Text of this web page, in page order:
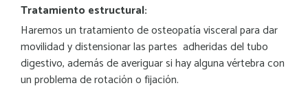
Tratamiento estructural:
Haremos un tratamiento de osteopatía visceral para dar
movilidad y distensionar las partes adheridas del tubo
digestivo, además de averiguar si hay alguna vértebra con
un problema de rotación o fijación.